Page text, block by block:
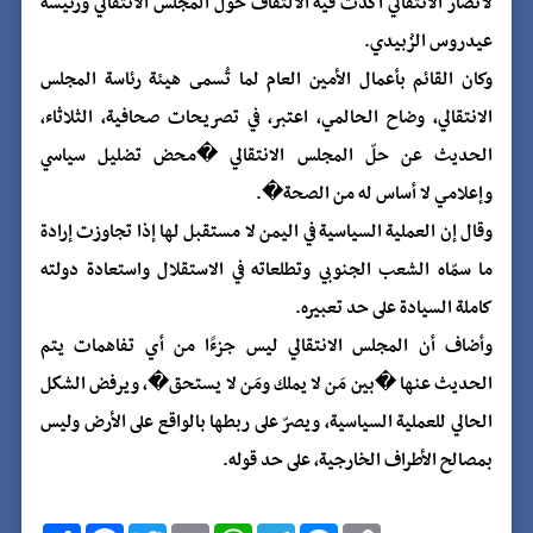
عيدروس الزُبيدي.
وكان القائم بأعمال الأمين العام لما تُسمى هيئة رئاسة المجلس
الانتقالي، وضاح الحالمي، اعتبر، في تصريحات صحافية، الثلاثاء،
الحديث عن حلّ المجلس الانتقالي �محض تضليل سياسي
وإعلامي لا أساس له من الصحة�.
وقال إن العملية السياسية في اليمن لا مستقبل لها إذا تجاوزت إرادة
ما سمّاه الشعب الجنوبي وتطلعاته في الاستقلال واستعادة دولته
كاملة السيادة على حد تعبيره.
وأضاف أن المجلس الانتقالي ليس جزءًا من أي تفاهمات يتم
الحديث عنها �بين مَن لا يملك ومَن لا يستحق�، ويرفض الشكل
الحالي للعملية السياسية، ويصرّ على ربطها بالواقع على الأرض وليس
بمصالح الأطراف الخارجية، على حد قوله.